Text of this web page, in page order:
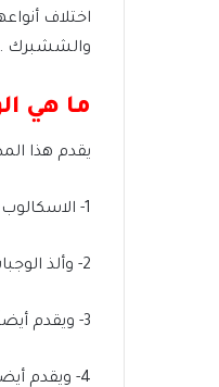
اختلاف
والششبرك .
ما هي
يقدم هذا
1- الاسكالوب والشيش طاووق اللذيذ وإلى جانبه البندورة والخيار والجزر وأهم شيء صلصة الثوم.
2- وألذ الوجبات السريعة التي يقدمها الشاورما بأنواعها، وأيضاً يقدم معها البطاطس المقرمشة ومعها صلصة الثوم والطماطم والخيار والجزر.
3- ويقدم أيضاً الطبق السريع المفضل لدى الجميع البطاطس المقلية ومعها الثوم والكتشب والخيار والجزر.
4- ويقدم أيضاً صحن مدلل من الشيش طاووق ومعه بطاطس مقلية وصلصة الثوم والطماطم والجزر والخيار.